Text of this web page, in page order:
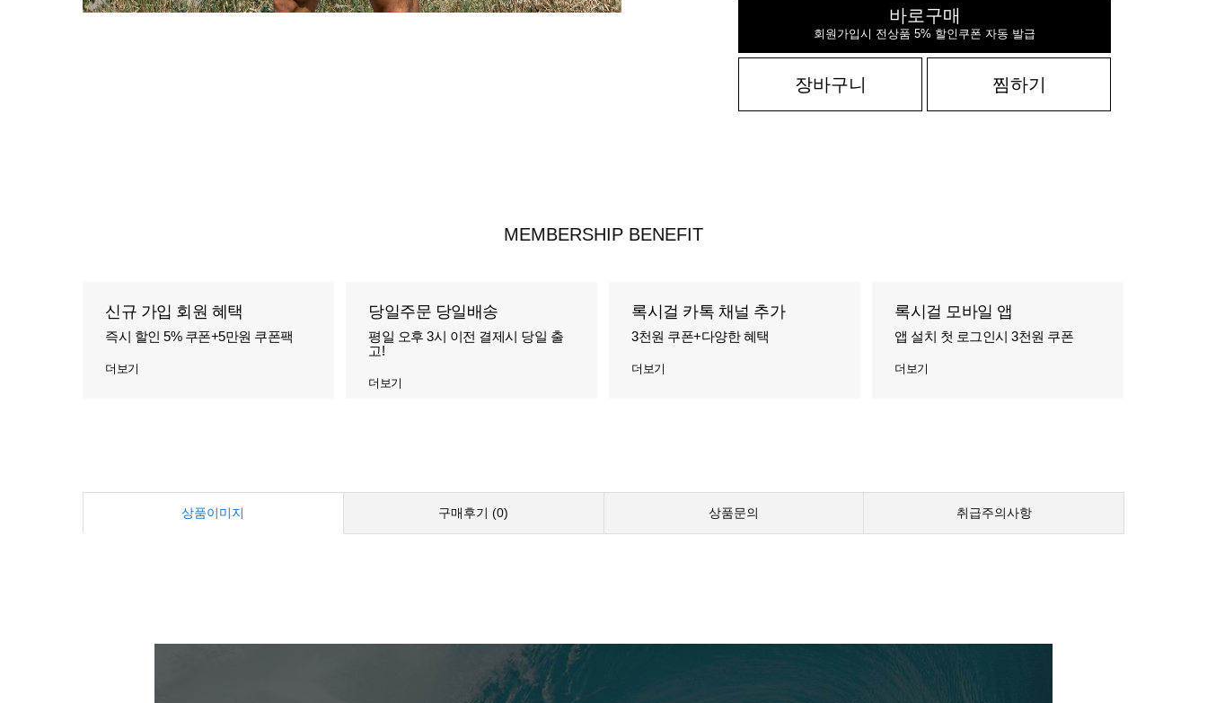
바로구매
회원가입시 전상품 5% 할인쿠폰 자동 발급
장바구니 찜하기
MEMBERSHIP BENEFIT
신규 가입 회원 혜택
즉시 할인 5% 쿠폰+5만원 쿠폰팩
더보기
당일주문 당일배송
평일 오후 3시 이전 결제시 당일 출
고!
더보기
록시걸 카톡 채널 추가
3천원 쿠폰+다양한 혜택
더보기
록시걸 모바일 앱
앱 설치 첫 로그인시 3천원 쿠폰
더보기
상품이미지 구매후기 (0) 상품문의 취급주의사항